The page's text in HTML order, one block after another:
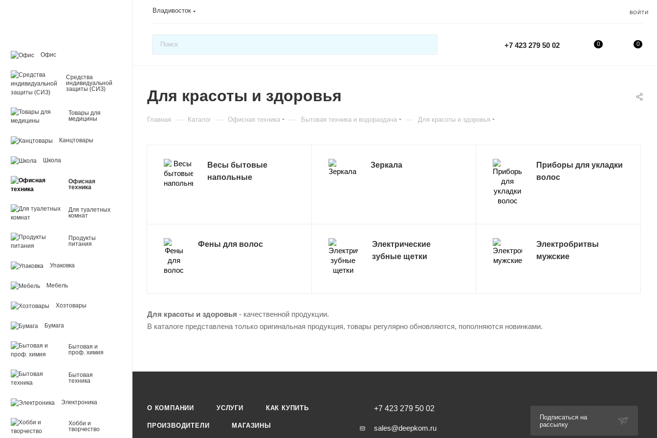
Владивосток ВОЙТИ
+7 423 279 50 02 0
0
Офис
Средства
индивидуальной
защиты (СИЗ)
Товары для
медицины
Канцтовары
Школа
Офисная
техника
Для туалетных
комнат
Продукты
питания
Упаковка
Мебель
Хозтовары
Бумага
Бытовая и
проф. химия
Бытовая
техника
Электроника
Хобби и
творчество
Для красоты и здоровья
Главная — Каталог — Офисная техника — Бытовая техника и водораздача — Для красоты и здоровья
Весы бытовые
напольные
Зеркала
Приборы для укладки
волос
Фены для волос
Электрические
зубные щетки
Электробритвы
мужские
Для красоты и здоровья - качественной продукции.
В каталоге представлена только оригинальная продукция, товары регулярно обновляются, пополняются новинками.
О КОМПАНИИ УСЛУГИ КАК КУПИТЬ
ПРОИЗВОДИТЕЛИ МАГАЗИНЫ
+7 423 279 50 02
sales@deepkom.ru
Подписаться на
рассылку